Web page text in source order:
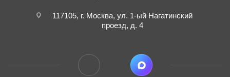
117105, г. Москва, ул. 1-ый Нагатинский
проезд, д. 4